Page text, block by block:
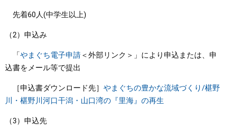
先着60人(中学生以上)
（2）申込み
「やまぐち電子申請 ＜外部リンク＞ 」により申込または、申
込書をメール等で提出
［申込書ダウンロード先］ やまぐちの豊かな流域づくり/椹野
川・椹野川河口干潟・山口湾の『里海』の再生
（3）申込先